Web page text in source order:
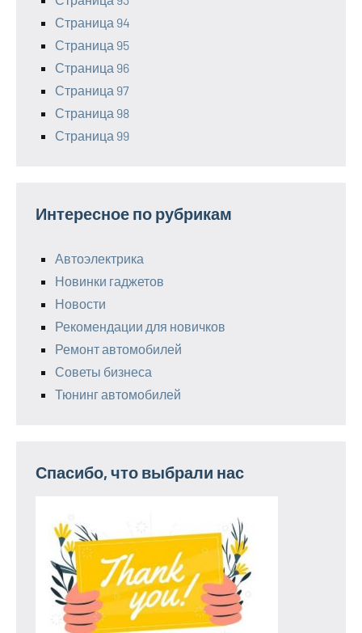
Страница 94
Страница 95
Страница 96
Страница 97
Страница 98
Страница 99
Интересное по рубрикам
Автоэлектрика
Новинки гаджетов
Новости
Рекомендации для новичков
Ремонт автомобилей
Советы бизнеса
Тюнинг автомобилей
Спасибо, что выбрали нас